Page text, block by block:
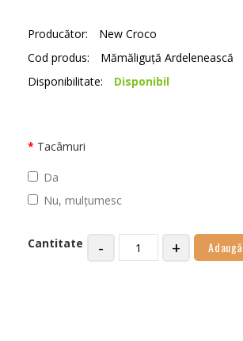
Producător:
New Croco
Cod produs:
Mămăliguță Ardelenească
Disponibilitate:
Disponibil
Tacâmuri
Da
Nu, mulțumesc
Cantitate - +